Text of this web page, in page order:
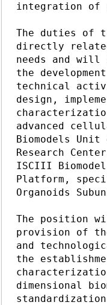
integration of
The duties of
directly
needs and will
the
technical
design,
advanced
Biomodels
Research
ISCIII
Platform,
Organoids
The position
provision of
and
the
dimensional